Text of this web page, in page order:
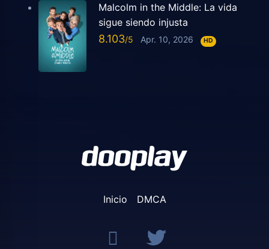
Malcolm in the Middle: La vida
sigue siendo injusta
8.103 Apr. 10, 2026 HD
Inicio DMCA